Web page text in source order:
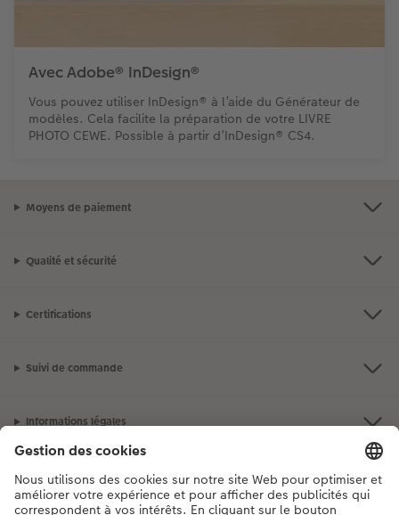
Avec Adobe® InDesign®
Vous pouvez utiliser InDesign® à l’aide du Générateur de
modèles. Cela facilite la préparation de votre LIVRE
PHOTO CEWE. Possible à partir d’InDesign® CS4.
Moyens de paiement
Qualité et sécurité
Certifications
Suivi de commande
Informations légales
Assortiment